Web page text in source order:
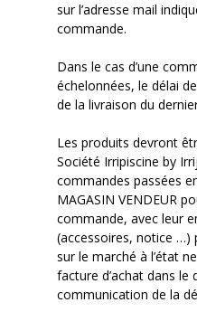
sur l’adresse mail
commande.
Dans le cas d’une
échelonnées, le délai
de la livraison du
Les produits devront
Société Irripiscine by
commandes passées
MAGASIN VENDEUR
commande, avec leur
(accessoires, notice …)
sur le marché à l’état
facture d’achat dans le
communication de la